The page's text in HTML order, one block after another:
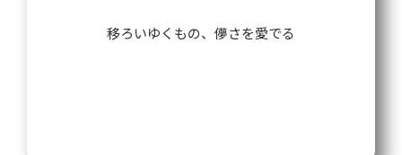
移ろいゆくもの、儚さを愛でる